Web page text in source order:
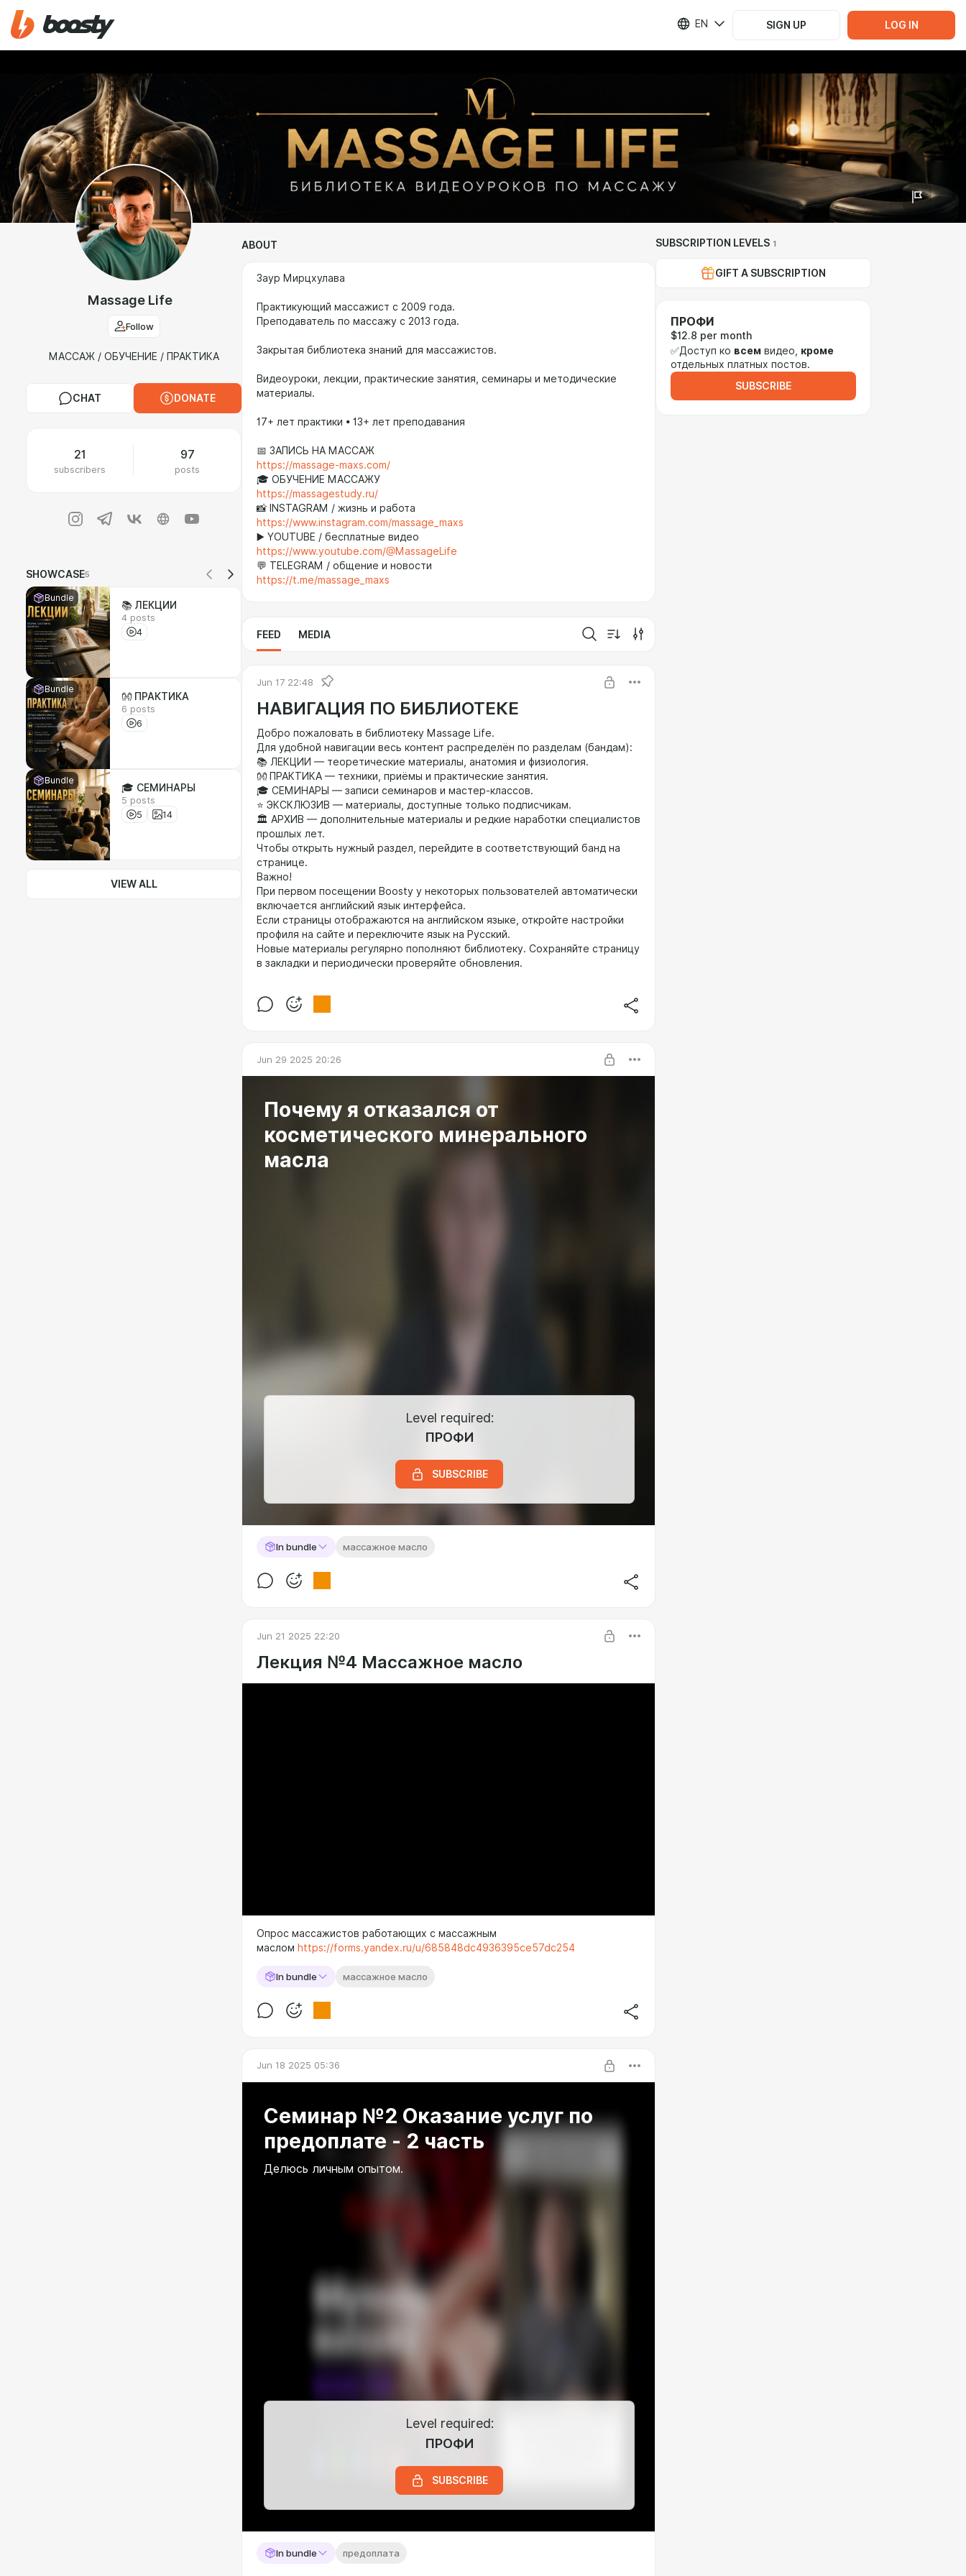
EN SIGN UP LOG IN
Massage Life
Follow
МАССАЖ / ОБУЧЕНИЕ / ПРАКТИКА
CHAT DONATE
21
subscribers
97
posts
SHOWCASE5
Bundle
📚 ЛЕКЦИИ
4 posts
4
Bundle
👐 ПРАКТИКА
6 posts
6
Bundle
🎓 СЕМИНАРЫ
5 posts
5
14
VIEW ALL
ABOUT
Заур Мирцхулава
Практикующий массажист с 2009 года.
Преподаватель по массажу с 2013 года.
Закрытая библиотека знаний для массажистов.
Видеоуроки, лекции, практические занятия, семинары и методические
материалы.
17+ лет практики • 13+ лет преподавания
📅 ЗАПИСЬ НА МАССАЖ
https://massage-maxs.com/
🎓 ОБУЧЕНИЕ МАССАЖУ
https://massagestudy.ru/
📸 INSTAGRAM / жизнь и работа
https://www.instagram.com/massage_maxs
▶️ YOUTUBE / бесплатные видео
https://www.youtube.com/@MassageLife
💬 TELEGRAM / общение и новости
https://t.me/massage_maxs
FEED MEDIA
Jun 17 22:48
НАВИГАЦИЯ ПО БИБЛИОТЕКЕ
Добро пожаловать в библиотеку Massage Life.
Для удобной навигации весь контент распределён по разделам (бандам):
📚 ЛЕКЦИИ — теоретические материалы, анатомия и физиология.
👐 ПРАКТИКА — техники, приёмы и практические занятия.
🎓 СЕМИНАРЫ — записи семинаров и мастер-классов.
⭐ ЭКСКЛЮЗИВ — материалы, доступные только подписчикам.
🏛 АРХИВ — дополнительные материалы и редкие наработки специалистов
прошлых лет.
Чтобы открыть нужный раздел, перейдите в соответствующий банд на
странице.
Важно!
При первом посещении Boosty у некоторых пользователей автоматически
включается английский язык интерфейса.
Если страницы отображаются на английском языке, откройте настройки
профиля на сайте и переключите язык на Русский.
Новые материалы регулярно пополняют библиотеку. Сохраняйте страницу
в закладки и периодически проверяйте обновления.
Jun 29 2025 20:26
Почему я отказался от
косметического минерального
масла
Level required:
ПРОФИ
SUBSCRIBE
In bundle массажное масло
Jun 21 2025 22:20
Лекция №4 Массажное масло
Опрос массажистов работающих с массажным
маслом https://forms.yandex.ru/u/685848dc4936395ce57dc254
In bundle массажное масло
Jun 18 2025 05:36
Семинар №2 Оказание услуг по
предоплате - 2 часть
Делюсь личным опытом.
Level required:
ПРОФИ
SUBSCRIBE
In bundle предоплата
SUBSCRIPTION LEVELS 1
GIFT A SUBSCRIPTION
ПРОФИ
$12.8 per month
✅Доступ ко всем видео, кроме
отдельных платных постов.
SUBSCRIBE